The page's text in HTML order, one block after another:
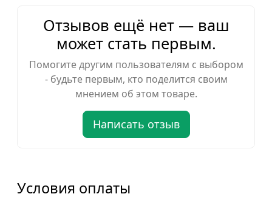
Отзывов ещё нет — ваш
может стать первым.
Помогите другим пользователям с выбором
- будьте первым, кто поделится своим
мнением об этом товаре.
Написать отзыв
Условия оплаты